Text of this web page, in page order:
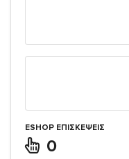
ESHOP ΕΠΙΣΚΈΨΕΙΣ
0